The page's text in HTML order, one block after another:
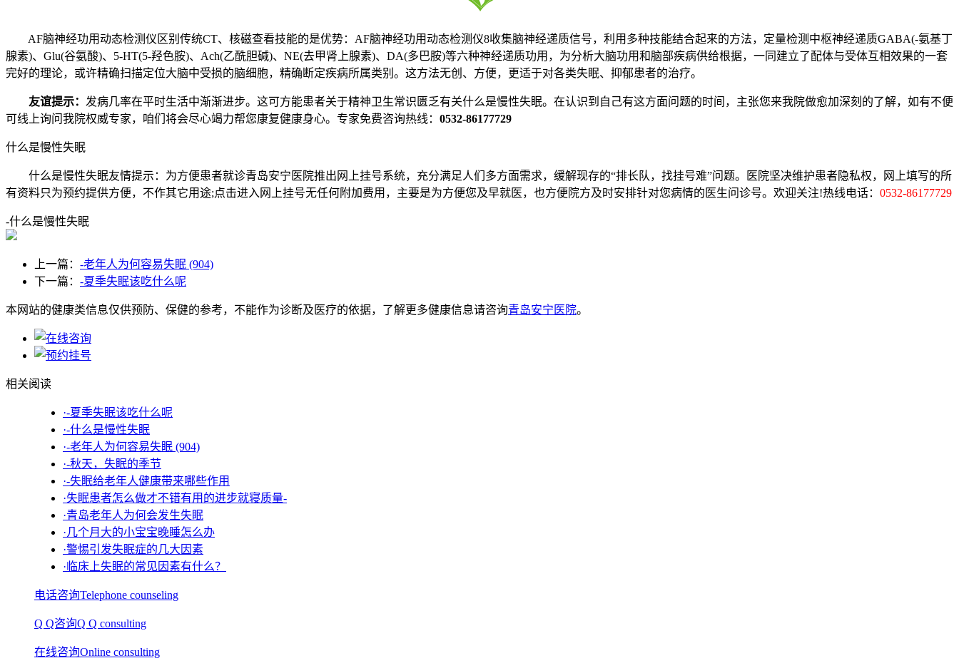
AF脑神经功用动态检测仪区别传统CT、核磁查看技能的是优势：AF脑神经功用动态检测仪8收集脑神经递质信号，利用多种技能结合起来的方法，定量检测中枢神经递质GABA(-氨基丁
腺素)、Glu(谷氨酸)、5-HT(5-羟色胺)、Ach(乙酰胆碱)、NE(去甲肾上腺素)、DA(多巴胺)等六种神经递质功用，为分析大脑功用和脑部疾病供给根据，一同建立了配体与受体互相效果的一套
完好的理论，或许精确扫描定位大脑中受损的脑细胞，精确断定疾病所属类别。这方法无创、方便，更适于对各类失眠、抑郁患者的治疗。
友谊提示： 发病几率在平时生活中渐渐进步。这可方能患者关于精神卫生常识匮乏有关什么是慢性失眠。在认识到自己有这方面问题的时间，主张您来我院做愈加深刻的了解，如有不便
可线上询问我院权威专家，咱们将会尽心竭力帮您康复健康身心。专家免费咨询热线： 0532-86177729
什么是慢性失眠
什么是慢性失眠友情提示：为方便患者就诊青岛安宁医院推出网上挂号系统，充分满足人们多方面需求，缓解现存的“排长队，找挂号难”问题。医院坚决维护患者隐私权，网上填写的所
有资料只为预约提供方便，不作其它用途;点击进入网上挂号无任何附加费用，主要是为方便您及早就医，也方便院方及时安排针对您病情的医生问诊号。欢迎关注!热线电话： 0532-86177729
-什么是慢性失眠
上一篇： -老年人为何容易失眠 (904)
下一篇： -夏季失眠该吃什么呢
本网站的健康类信息仅供预防、保健的参考，不能作为诊断及医疗的依据，了解更多健康信息请咨询青岛安宁医院。
相关阅读
·-夏季失眠该吃什么呢
·-什么是慢性失眠
·-老年人为何容易失眠 (904)
·-秋天，失眠的季节
·-失眠给老年人健康带来哪些作用
·失眠患者怎么做才不错有用的进步就寝质量-
·青岛老年人为何会发生失眠
·几个月大的小宝宝晚睡怎么办
·警惕引发失眠症的几大因素
·临床上失眠的常见因素有什么？
电话咨询Telephone counseling
Q Q咨询Q Q consulting
在线咨询Online consulting